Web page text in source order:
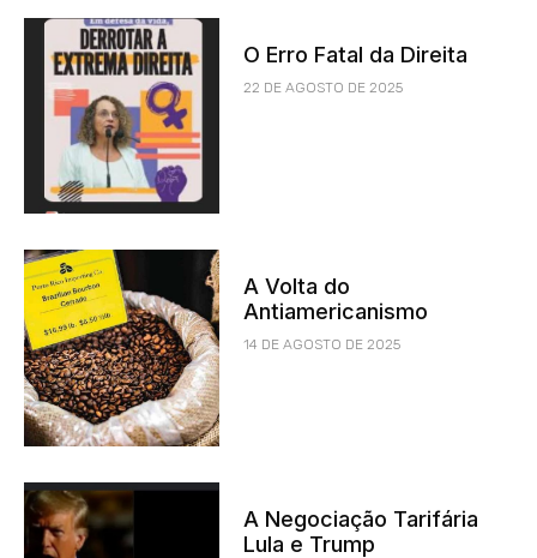
O Erro Fatal da Direita
22 DE AGOSTO DE 2025
A Volta do
Antiamericanismo
14 DE AGOSTO DE 2025
A Negociação Tarifária
Lula e Trump